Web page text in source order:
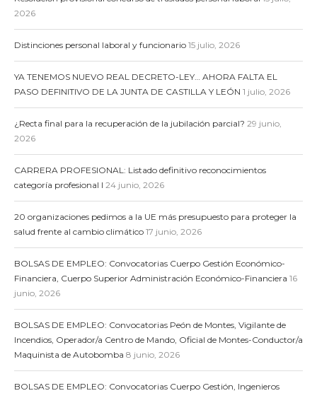
2026
Distinciones personal laboral y funcionario 15 julio, 2026
YA TENEMOS NUEVO REAL DECRETO-LEY… AHORA FALTA EL
PASO DEFINITIVO DE LA JUNTA DE CASTILLA Y LEÓN 1 julio, 2026
¿Recta final para la recuperación de la jubilación parcial? 29 junio,
2026
CARRERA PROFESIONAL: Listado definitivo reconocimientos
categoría profesional I 24 junio, 2026
20 organizaciones pedimos a la UE más presupuesto para proteger la
salud frente al cambio climático 17 junio, 2026
BOLSAS DE EMPLEO: Convocatorias Cuerpo Gestión Económico-
Financiera, Cuerpo Superior Administración Económico-Financiera 16
junio, 2026
BOLSAS DE EMPLEO: Convocatorias Peón de Montes, Vigilante de
Incendios, Operador/a Centro de Mando, Oficial de Montes-Conductor/a
Maquinista de Autobomba 8 junio, 2026
BOLSAS DE EMPLEO: Convocatorias Cuerpo Gestión, Ingenieros